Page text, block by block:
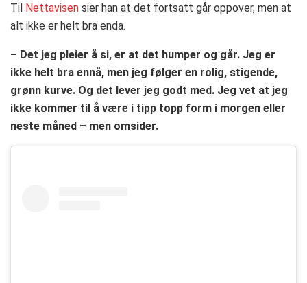
Til Nettavisen sier han at det fortsatt går oppover, men at
alt ikke er helt bra enda.
– Det jeg pleier å si, er at det humper og går. Jeg er
ikke helt bra ennå, men jeg følger en rolig, stigende,
grønn kurve. Og det lever jeg godt med. Jeg vet at jeg
ikke kommer til å være i tipp topp form i morgen eller
neste måned – men omsider.